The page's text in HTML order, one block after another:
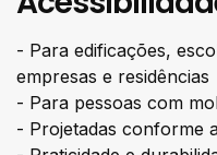
- Para edificações,
empresas e residências
- Para pessoas com
- Projetadas conforme